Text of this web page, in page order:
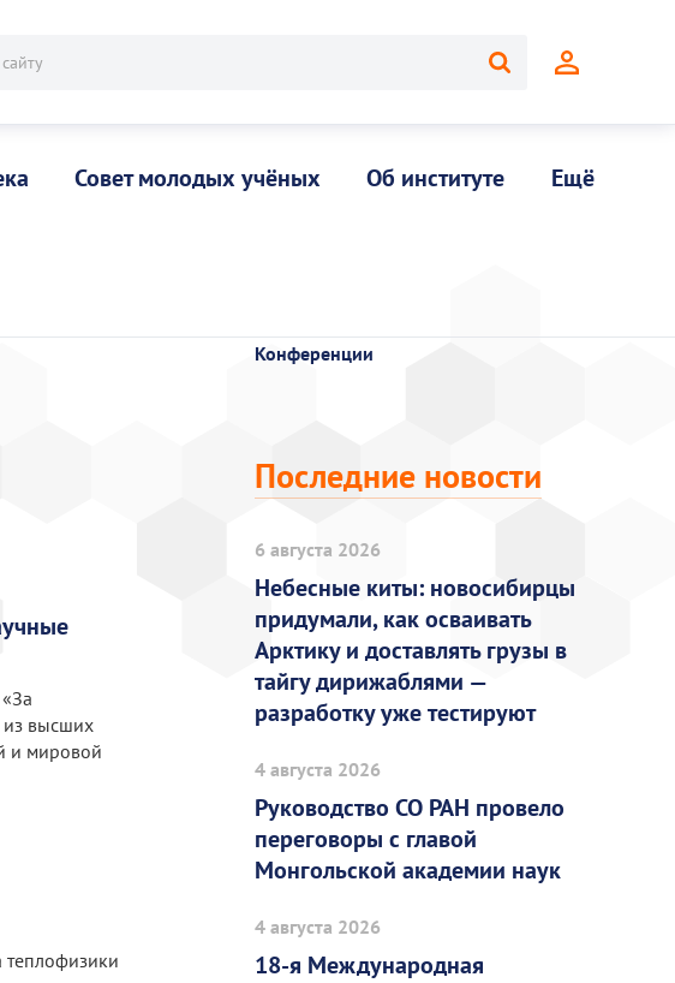
Совет молодых учёных Об институте Ещё
из высших
и мировой
теплофизики
Конференции
Последние новости
6 августа 2026
Небесные киты: новосибирцы
придумали, как осваивать
Арктику и доставлять грузы в
тайгу дирижаблями —
разработку уже тестируют
4 августа 2026
Руководство СО РАН провело
переговоры с главой
Монгольской академии наук
4 августа 2026
18-я Международная